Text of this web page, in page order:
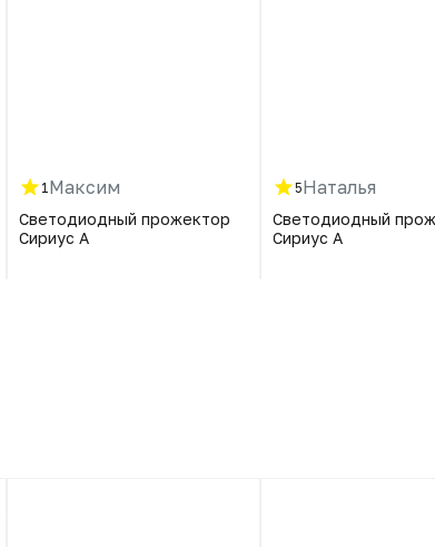
1 Максим
Светодиодный прожектор
Сириус А
5Наталья
Светодиодный
Сириус А